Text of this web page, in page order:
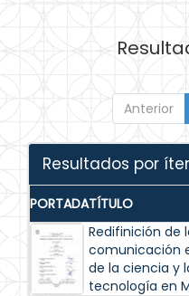
Anterior
Resultados por
PORTADATÍTULO
Redifinición de
comunicación
de la ciencia y
tecnología en